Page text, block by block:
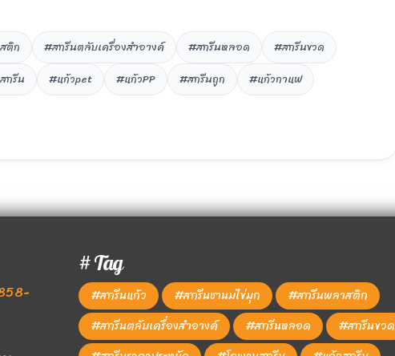
ติก #สกรีนตลับเครื่องสำอางค์ #สกรีนหลอด
#สกรีนขวด
กรีน #แก้วpet #แก้วPP #สกรีนถูก
#แก้วกาแฟ
# Tag
#สกรีนแก้ว #สกรีนชานมไข่มุก
#สกรีนพลาสติก
#สกรีนตลับเครื่องสำอางค์
#สกรีนหลอด
#สกรีนขวด